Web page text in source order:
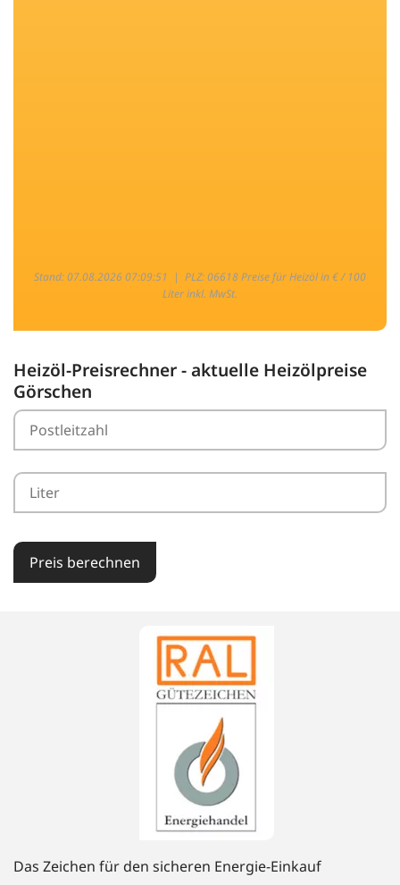
Stand: 07.08.2026 07:09:51 | PLZ: 06618 Preise für Heizöl in € / 100
Liter inkl. MwSt.
Heizöl-Preisrechner - aktuelle Heizölpreise
Görschen
Preis berechnen
Das Zeichen für den sicheren Energie-Einkauf